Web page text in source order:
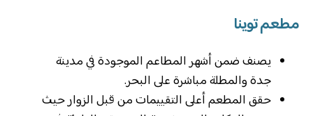
مطعم توينا
يصنف ضمن أشهر المطاعم الموجودة في مدينة
جدة والمطلة مباشرة على البحر.
حقق المطعم أعلى التقييمات من قبل الزوار حيث